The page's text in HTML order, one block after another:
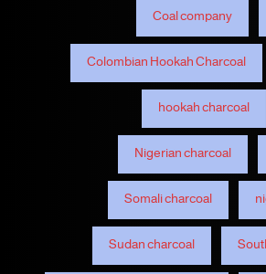
Coal company
Colombian Hookah Charcoal
hookah charcoal
Nigerian charcoal
Somali charcoal
Sudan charcoal